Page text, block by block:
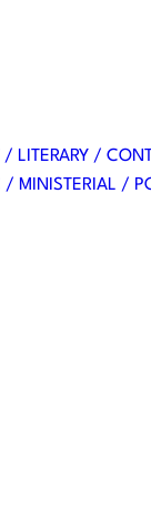
/
/ MINISTERIAL /